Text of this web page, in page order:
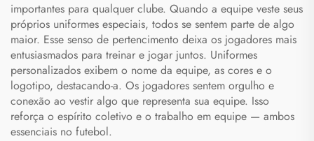
importantes para qualquer clube. Quando a equipe veste seus
próprios uniformes especiais, todos se sentem parte de algo
maior. Esse senso de pertencimento deixa os jogadores mais
entusiasmados para treinar e jogar juntos. Uniformes
personalizados exibem o nome da equipe, as cores e o
logotipo, destacando-a. Os jogadores sentem orgulho e
conexão ao vestir algo que representa sua equipe. Isso
reforça o espírito coletivo e o trabalho em equipe — ambos
essenciais no futebol.